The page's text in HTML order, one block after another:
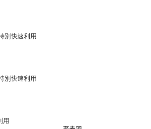
別快速利用
別快速利用
用